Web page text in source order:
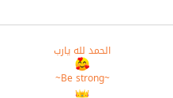
الحمد لله يارب
~Be strong~